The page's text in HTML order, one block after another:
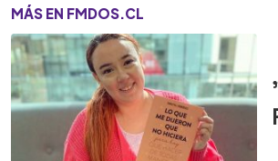
MÁS EN FMDOS.CL